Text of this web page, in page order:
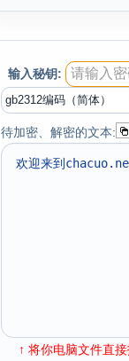
输入秘钥:
待加密、解密的文本:
↑ 将你电脑文件直